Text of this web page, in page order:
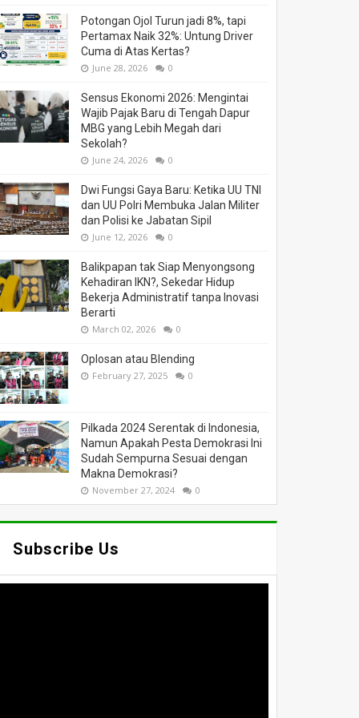
Potongan Ojol Turun jadi 8%, tapi
Pertamax Naik 32%: Untung Driver
Cuma di Atas Kertas?
June 28, 2026 0
Sensus Ekonomi 2026: Mengintai
Wajib Pajak Baru di Tengah Dapur
MBG yang Lebih Megah dari
Sekolah?
June 24, 2026 0
Dwi Fungsi Gaya Baru: Ketika UU TNI
dan UU Polri Membuka Jalan Militer
dan Polisi ke Jabatan Sipil
June 12, 2026 0
Balikpapan tak Siap Menyongsong
Kehadiran IKN?, Sekedar Hidup
Bekerja Administratif tanpa Inovasi
Berarti
March 02, 2026 0
Oplosan atau Blending
February 27, 2025 0
Pilkada 2024 Serentak di Indonesia,
Namun Apakah Pesta Demokrasi Ini
Sudah Sempurna Sesuai dengan
Makna Demokrasi?
November 27, 2024 0
Subscribe Us